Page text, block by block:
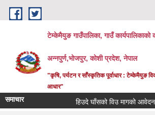
Skip to main content
टेम्केमैयुङ गाउँपालिका, गाउँ कार्यपालिकाको
अन्नपुर्ण,भोजपुर, कोशी प्रदेश, नेपाल
"कृषि, पर्यटन र साँस्कृतिक पूर्वाधार : टेम्केमैयुङ
आधार"
समाचार हिउदे घाँसको विउ मागको आवेदन